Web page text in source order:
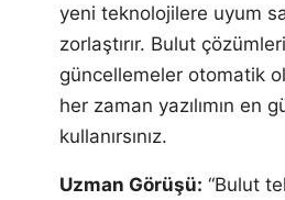
yeni teknolojilere uyum
zorlaştırır. Bulut
güncellemeler otomatik
her zaman yazılımın en
kullanırsınız.
Uzman Görüşü: “Bulut